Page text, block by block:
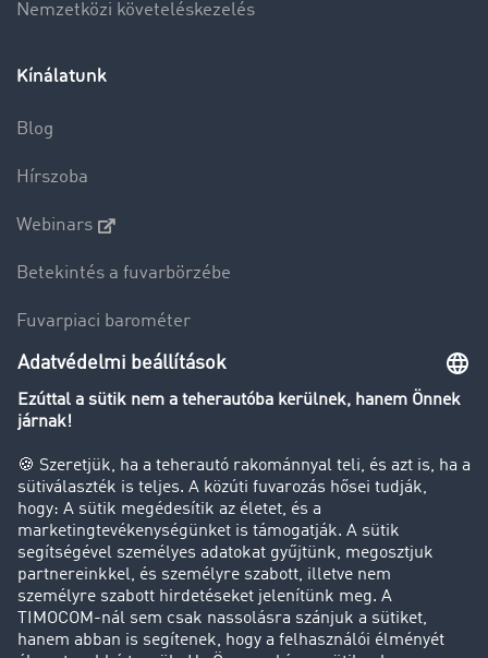
Nemzetközi követeléskezelés
Kínálatunk
Blog
Hírszoba
Webinars
Betekintés a fuvarbörzébe
Fuvarpiaci barométer
Transzportlexikon
Tehergépkocsi-forgalomkorlátozás
Cég
Sikertörténetek
Ügyfél hoz ügyfelet
Jogi információk